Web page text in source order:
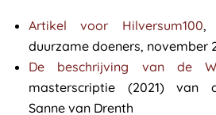
Artikel voor Hilversum100,
duurzame doeners, november
De beschrijving van de
masterscriptie (2021) van
Sanne van Drenth